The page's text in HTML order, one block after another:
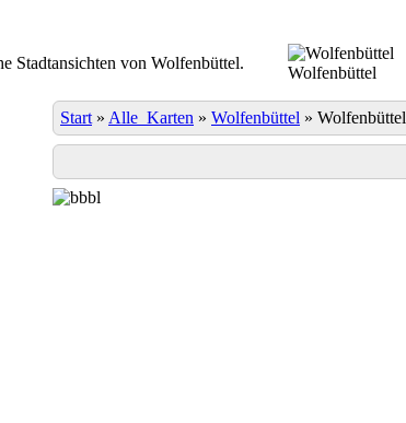
Stadtansichten von Wolfenbüttel.
Wolfenbüttel
Start » Alle_Karten » Wolfenbüttel » Wolfenbüttel